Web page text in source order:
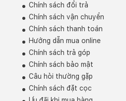
thích hợp để làm việc trong
đo được chỉ dừng lại ở mức
quét 60Hz cho màu sắc tươi
máy tính này được trang bị
Chính sách đổi trả
Chính sách vận chuyển
Chính sách thanh toán
Hướng dẫn mua online
Chính sách trả góp
Chính sách bảo mật
Câu hỏi thường gặp
Chính sách đặt cọc